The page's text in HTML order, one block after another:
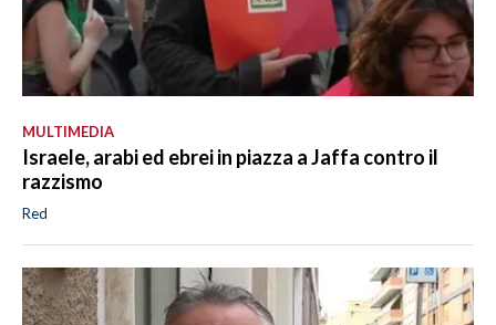
MULTIMEDIA
Israele, arabi ed ebrei in piazza a Jaffa contro il
razzismo
Red